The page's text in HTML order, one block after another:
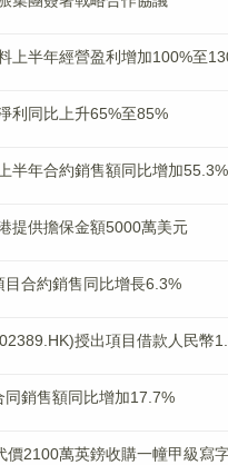
上半年經營盈利增加100%至
利同比上升65%至85%
半年合約銷售額同比增加55.3%
提供擔保金額5000萬美元
合約銷售同比增長6.3%
授出項目借款人民幣
銷售額同比增加17.7%
價2100萬英鎊收購一幢甲級寫